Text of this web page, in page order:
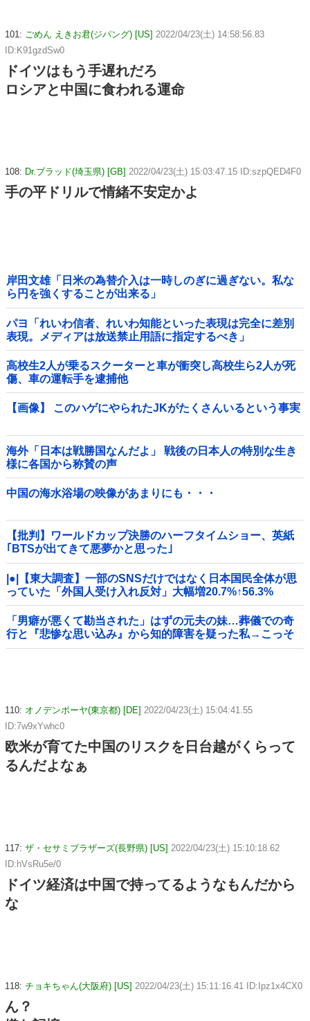
101: ごめん えきお君(ジパング) [US] 2022/04/23(土) 14:58:56.83
ID:K91gzdSw0
ドイツはもう手遅れだろ
ロシアと中国に食われる運命
108: Dr.ブラッド(埼玉県) [GB] 2022/04/23(土) 15:03:47.15 ID:szpQED4F0
手の平ドリルで情緒不安定かよ
岸田文雄「日米の為替介入は一時しのぎに過ぎない。私な
ら円を強くすることが出来る」
パヨ「れいわ信者、れいわ知能といった表現は完全に差別
表現。メディアは放送禁止用語に指定するべき」
高校生2人が乗るスクーターと車が衝突し高校生ら2人が死
傷、車の運転手を逮捕他
【画像】 このハゲにやられたJKがたくさんいるという事実
海外「日本は戦勝国なんだよ」 戦後の日本人の特別な生き
様に各国から称賛の声
中国の海水浴場の映像があまりにも・・・
【批判】ワールドカップ決勝のハーフタイムショー、英紙
｢BTSが出てきて悪夢かと思った｣
|●|【東大調査】一部のSNSだけではなく日本国民全体が思
っていた「外国人受け入れ反対」大幅増20.7%↑56.3%
「男癖が悪くて勘当された」はずの元夫の妹…葬儀での奇
行と『悲惨な思い込み』から知的障害を疑った私→こっそ
り病院へ誘導し行政保護させた話
110: オノデンボーヤ(東京都) [DE] 2022/04/23(土) 15:04:41.55
ID:7w9xYwhc0
欧米が育てた中国のリスクを日台越がくらって
るんだよなぁ
117: ザ・セサミブラザーズ(長野県) [US] 2022/04/23(土) 15:10:18.62
ID:hVsRu5e/0
ドイツ経済は中国で持ってるようなもんだから
な
118: チョキちゃん(大阪府) [US] 2022/04/23(土) 15:11:16.41 ID:Ipz1x4CX0
ん？